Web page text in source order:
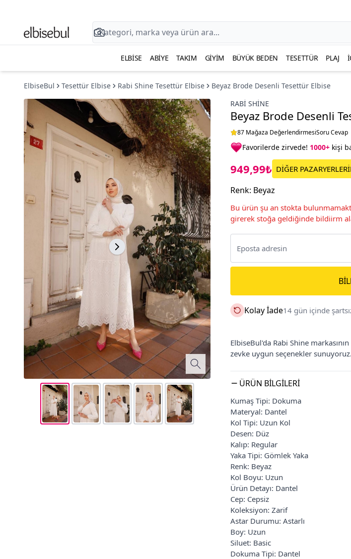
ELBISE ABIYE TAKIM GIYIM BÜYÜK BEDEN TESETTÜR PLAJ
ElbiseBul Tesettür Elbise Rabi Shine Tesettür Elbise
Beyaz Brode Desenli Tesettür Elbise
RABI SHINE
Beyaz Brode Desenli
87 Mağaza DeğerlendirmesiSoru Cevap
Favorilerde zirvede! 1000+ kişi
949,99₺ DİĞER
Renk: Beyaz
Bu ürün şu an stokta
girerek stoğa geldiğinde bildiirm
Kolay İade14 gün içinde
ElbiseBul'da Rabi Shine
zevke uygun seçenekler sunuyoruz.
ÜRÜN BILGILERI
Kumaş Tipi: Dokuma
Materyal: Dantel
Kol Tipi: Uzun Kol
Desen: Düz
Kalıp: Regular
Yaka Tipi: Gömlek Yaka
Renk: Beyaz
Kol Boyu: Uzun
Ürün Detayı: Dantel
Cep: Cepsiz
Koleksiyon: Zarif
Astar Durumu: Astarlı
Boy: Uzun
Siluet: Basic
Dokuma Tipi: Dantel